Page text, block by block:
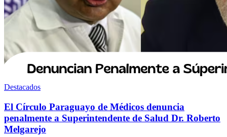
Destacados
El Círculo Paraguayo de Médicos denuncia
penalmente a Superintendente de Salud Dr. Roberto
Melgarejo